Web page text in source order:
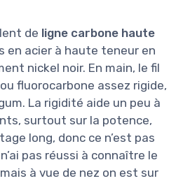
de ligne carbone haute
en acier à haute teneur en
nickel noir. En main, le fil
fluorocarbone assez rigide,
La rigidité aide un peu à
surtout sur la potence,
long, donc ce n’est pas
pas réussi à connaître le
à vue de nez on est sur